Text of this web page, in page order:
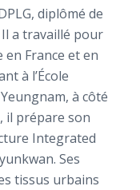
diplômé de
Il a travaillé pour
en France et en
à l’École
à côté
il prépare son
Integrated
Ses
tissus urbains